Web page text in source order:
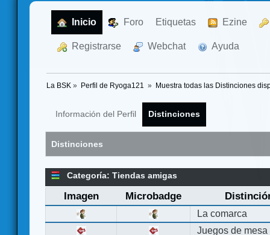
Inicio Foro Etiquetas Ezine
Registrarse Webchat Ayuda
La BSK » Perfil de Ryoga121 » Muestra todas las Distinciones
Información del Perfil Distinciones
Distinciones
Categoría: Tiendas amigas
Imagen Microbadge
La comarca
Juegos de mesa